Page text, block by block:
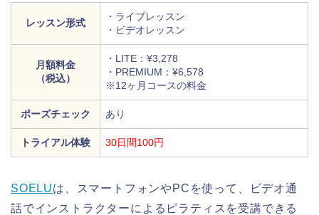
レッスン形式
・ライブレッスン
・ビデオレッスン
月額料金
（税込）
・LITE：¥3,278
・PREMIUM：¥6,578
※12ヶ月コースの料金
ポーズチェック あり
トライアル体験 30日間100円
SOELUは、
スマートフォンやPCを使って、ビデオ通
話でインストラクターによるピラティスを受講できる